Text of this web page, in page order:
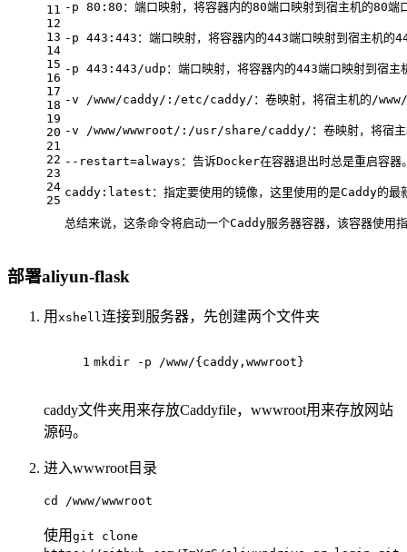
11
12
13
14
15
16
17
18
19
20
21
22
23
24
25
-p 80 : 80 ：端口映射，将容器内的80端口映射到宿主机的80端
-p 443 : 443 ：端口映射，将容器内的443端口映射到宿主机的
-p 443 : 443/udp：端口映射，将容器内的443端口映射到宿主
-v /www/caddy/:/etc/caddy/ ：卷映射，将宿主机的/www/
-v /www/wwwroot/:/usr/share/caddy/：卷映射，将宿
--restart=always：告诉Docker在容器退出时总是重启容器
caddy:latest：指定要使用的镜像，这里使用的是Caddy的最
总结来说，这条命令将启动一个Caddy服务器容器，该容器使用
部署aliyun-flask
用 xshell 连接到服务器，先创建两个文件夹
1 mkdir -p /www/{caddy,wwwroot}
caddy文件夹用来存放Caddyfile，wwwroot用来存放网站
源码。
进入wwwroot目录
cd /www/wwwroot
使用 git clone